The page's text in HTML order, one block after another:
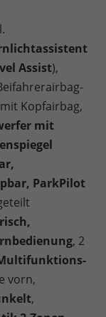
Assist),
Kopfairbag,
mit
ParkPilot
, 2
vorn,
,